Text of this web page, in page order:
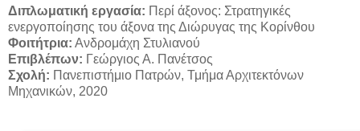
Διπλωματική εργασία: Περί άξονος: Στρατηγικές
ενεργοποίησης του άξονα της Διώρυγας της Κορίνθου
Φοιτήτρια: Ανδρομάχη Στυλιανού
Επιβλέπων: Γεώργιος Α. Πανέτσος
Σχολή: Πανεπιστήμιο Πατρών, Τμήμα Αρχιτεκτόνων
Μηχανικών, 2020